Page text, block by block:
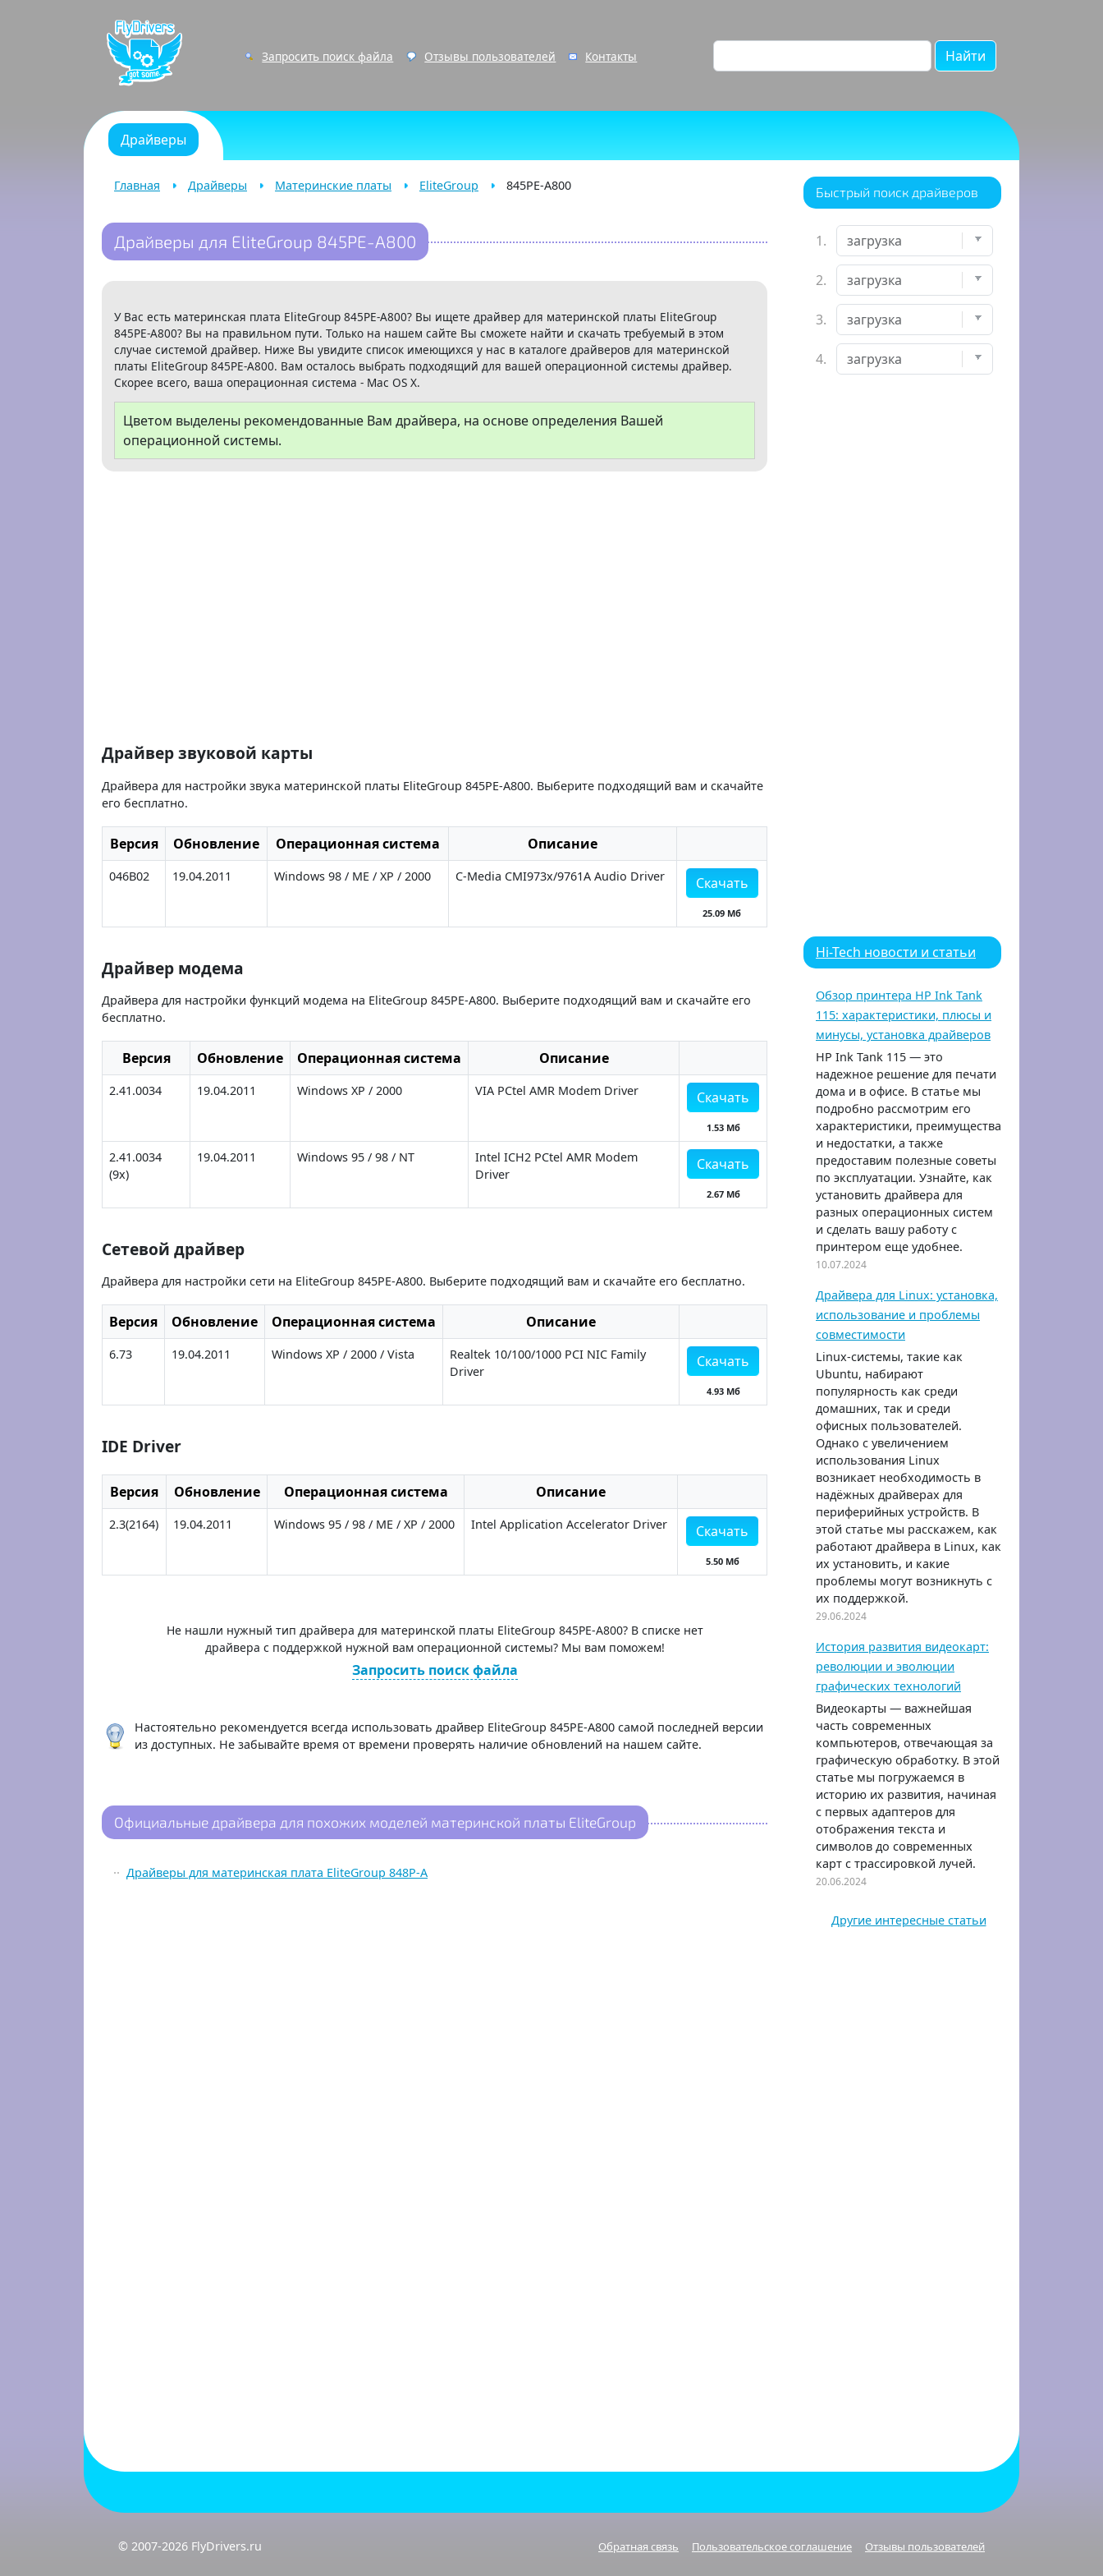
Запросить поиск файла Отзывы пользователей Контакты Найти
Драйверы
Главная Драйверы Материнские платы EliteGroup 845PE-A800
Драйверы для EliteGroup 845PE-A800
У Вас есть материнская плата EliteGroup 845PE-A800? Вы ищете драйвер для материнской платы EliteGroup
845PE-A800? Вы на правильном пути. Только на нашем сайте Вы сможете найти и скачать требуемый в этом
случае системой драйвер. Ниже Вы увидите список имеющихся у нас в каталоге драйверов для материнской
платы EliteGroup 845PE-A800. Вам осталось выбрать подходящий для вашей операционной системы драйвер.
Скорее всего, ваша операционная система - Mac OS X.
Цветом выделены рекомендованные Вам драйвера, на основе определения Вашей
операционной системы.
Драйвер звуковой карты
Драйвера для настройки звука материнской платы EliteGroup 845PE-A800. Выберите подходящий вам и скачайте
его бесплатно.
Версия Обновление Операционная система Описание
046B02 19.04.2011 Windows 98 / ME / XP / 2000 C-Media CMI973x/9761A Audio Driver Скачать
25.09 Мб
Драйвер модема
Драйвера для настройки функций модема на EliteGroup 845PE-A800. Выберите подходящий вам и скачайте его
бесплатно.
Версия Обновление Операционная система Описание
2.41.0034 19.04.2011 Windows XP / 2000 VIA PCtel AMR Modem Driver Скачать
1.53 Мб
2.41.0034
(9x)
19.04.2011 Windows 95 / 98 / NT
Intel ICH2 PCtel AMR Modem
Driver
Скачать
2.67 Мб
Сетевой драйвер
Драйвера для настройки сети на EliteGroup 845PE-A800. Выберите подходящий вам и скачайте его бесплатно.
Версия Обновление Операционная система Описание
6.73 19.04.2011 Windows XP / 2000 / Vista
Realtek 10/100/1000 PCI NIC Family
Driver
Скачать
4.93 Мб
IDE Driver
Версия Обновление Операционная система Описание
2.3(2164) 19.04.2011 Windows 95 / 98 / ME / XP / 2000 Intel Application Accelerator Driver Скачать
5.50 Мб
Не нашли нужный тип драйвера для материнской платы EliteGroup 845PE-A800? В списке нет
драйвера с поддержкой нужной вам операционной системы? Мы вам поможем!
Запросить поиск файла
Настоятельно рекомендуется всегда использовать драйвер EliteGroup 845PE-A800 самой последней версии
из доступных. Не забывайте время от времени проверять наличие обновлений на нашем сайте.
Официальные драйвера для похожих моделей материнской платы EliteGroup
Драйверы для материнская плата EliteGroup 848P-A
Быстрый поиск драйверов
1.
2.
3.
4.
Hi-Tech новости и статьи
Обзор принтера HP Ink Tank
115: характеристики, плюсы и
минусы, установка драйверов
HP Ink Tank 115 — это
надежное решение для печати
дома и в офисе. В статье мы
подробно рассмотрим его
характеристики, преимущества
и недостатки, а также
предоставим полезные советы
по эксплуатации. Узнайте, как
установить драйвера для
разных операционных систем
и сделать вашу работу с
принтером еще удобнее.
10.07.2024
Драйвера для Linux: установка,
использование и проблемы
совместимости
Linux-системы, такие как
Ubuntu, набирают
популярность как среди
домашних, так и среди
офисных пользователей.
Однако с увеличением
использования Linux
возникает необходимость в
надёжных драйверах для
периферийных устройств. В
этой статье мы расскажем, как
работают драйвера в Linux, как
их установить, и какие
проблемы могут возникнуть с
их поддержкой.
29.06.2024
История развития видеокарт:
революции и эволюции
графических технологий
Видеокарты — важнейшая
часть современных
компьютеров, отвечающая за
графическую обработку. В этой
статье мы погружаемся в
историю их развития, начиная
с первых адаптеров для
отображения текста и
символов до современных
карт с трассировкой лучей.
20.06.2024
Другие интересные статьи
© 2007-2026 FlyDrivers.ru Обратная связь Пользовательское соглашение Отзывы пользователей